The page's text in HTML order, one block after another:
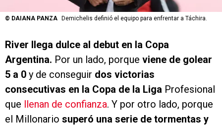
© DAIANA PANZA Demichelis definió el equipo para enfrentar a Táchira.
River llega dulce al debut en la Copa
Argentina. Por un lado, porque viene de golear
5 a 0 y de conseguir dos victorias
consecutivas en la Copa de la Liga Profesional
que
llenan de confianza. Y por otro lado, porque
el Millonario superó una serie de tormentas y